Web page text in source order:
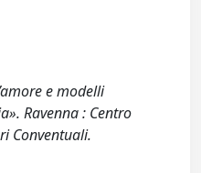
e modelli
Ravenna : Centro
Conventuali.